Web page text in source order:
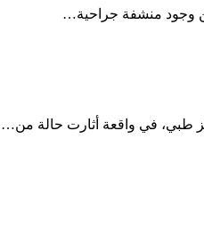
عن وجود منشفة جراحية…
طبي، في واقعة أثارت حالة من…